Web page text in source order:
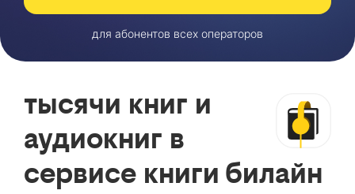
для абонентов всех операторов
тысячи книг и
аудиокниг в
сервисе книги билайн